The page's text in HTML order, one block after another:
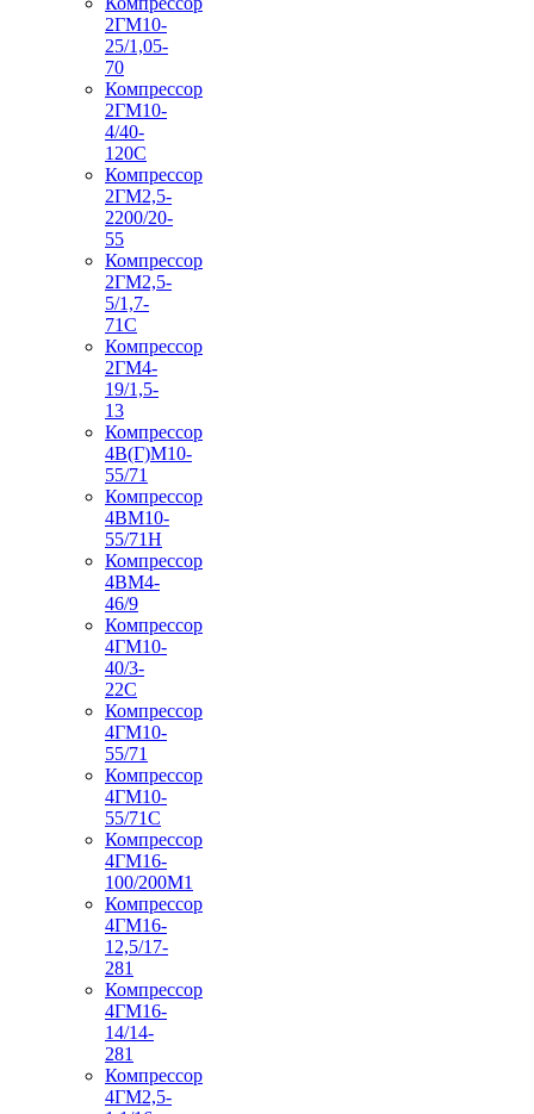
2ГМ10-
25/1,05-
70
Компрессор
2ГМ10-
4/40-
120С
Компрессор
2ГМ2,5-
2200/20-
55
Компрессор
2ГМ2,5-
5/1,7-
71С
Компрессор
2ГМ4-
19/1,5-
13
Компрессор
4В(Г)М10-
55/71
Компрессор
4ВМ10-
55/71Н
Компрессор
4ВМ4-
46/9
Компрессор
4ГМ10-
40/3-
22С
Компрессор
4ГМ10-
55/71
Компрессор
4ГМ10-
55/71С
Компрессор
4ГМ16-
100/200М1
Компрессор
4ГМ16-
12,5/17-
281
Компрессор
4ГМ16-
14/14-
281
Компрессор
4ГМ2,5-